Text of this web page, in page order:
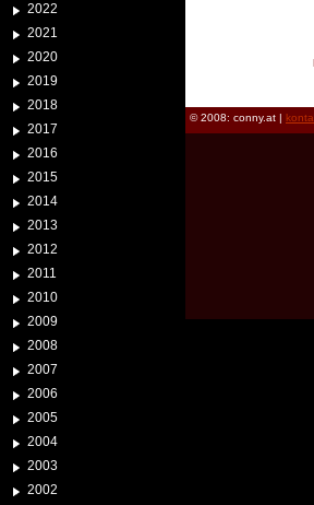
2022
2021
2020
2019
2018
2017
2016
2015
2014
2013
2012
2011
2010
2009
2008
2007
2006
2005
2004
2003
2002
© 2008: conny.at |